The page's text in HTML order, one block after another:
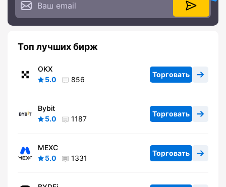
Топ лучших бирж
OKX
5.0
856
Торговать
Bybit
5.0
1187
Торговать
MEXC
5.0
1331
Торговать